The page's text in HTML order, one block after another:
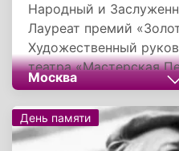
Народный и
Лауреат премий
Художественный
театра «Мастерская
Москва
День памяти